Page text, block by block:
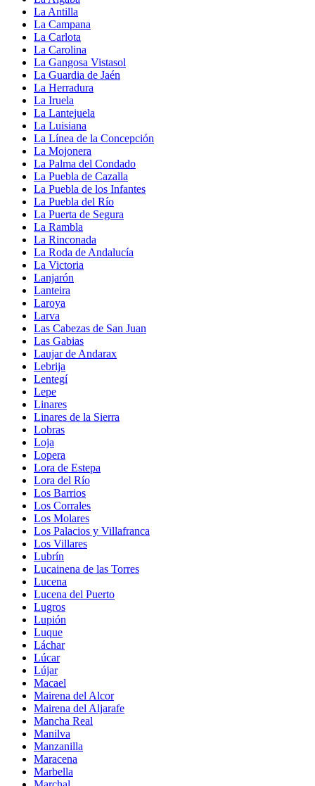
La Antilla
La Campana
La Carlota
La Carolina
La Gangosa Vistasol
La Guardia de Jaén
La Herradura
La Iruela
La Lantejuela
La Luisiana
La Línea de la Concepción
La Mojonera
La Palma del Condado
La Puebla de Cazalla
La Puebla de los Infantes
La Puebla del Río
La Puerta de Segura
La Rambla
La Rinconada
La Roda de Andalucía
La Victoria
Lanjarón
Lanteira
Laroya
Larva
Las Cabezas de San Juan
Las Gabias
Laujar de Andarax
Lebrija
Lentegí
Lepe
Linares
Linares de la Sierra
Lobras
Loja
Lopera
Lora de Estepa
Lora del Río
Los Barrios
Los Corrales
Los Molares
Los Palacios y Villafranca
Los Villares
Lubrín
Lucainena de las Torres
Lucena
Lucena del Puerto
Lugros
Lupión
Luque
Láchar
Lúcar
Lújar
Macael
Mairena del Alcor
Mairena del Aljarafe
Mancha Real
Manilva
Manzanilla
Maracena
Marbella